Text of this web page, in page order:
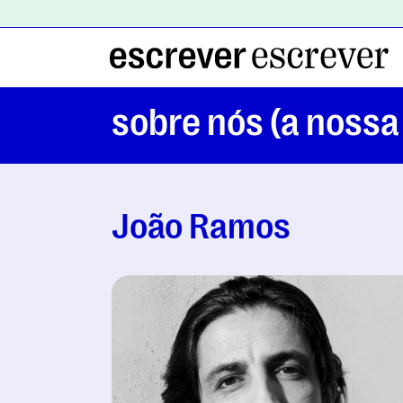
sobre nós (a
João Ramos